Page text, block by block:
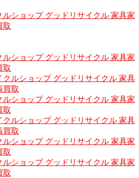
ショップ グッドリサイクル 家具家
取
ショップ グッドリサイクル 家具家
取
クルショップ グッドリサイクル 家具
買取
ショップ グッドリサイクル 家具家
取
クルショップ グッドリサイクル 家具
買取
ショップ グッドリサイクル 家具家
取
ショップ グッドリサイクル 家具家
取